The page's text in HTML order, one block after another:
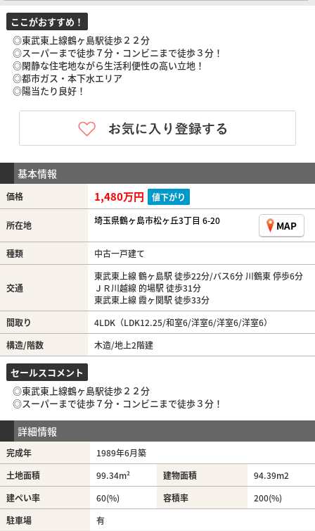
ここがおすすめ！
◎東武東上線鶴ヶ島駅徒歩２２分
◎スーパーまで徒歩７分・コンビニまで徒歩３分！
◎閑静な住宅地ながら生活利便性の高い立地！
◎都市ガス・本下水エリア
◎陽当たり良好！
基本情報
価格 1,480万円 値下がり
所在地 埼玉県鶴ヶ島市松ヶ丘3丁目 6-20 MAP
種類 中古一戸建て
交通
東武東上線 鶴ヶ島駅 徒歩22分/バス6分 川鶴東 停歩6分
ＪＲ川越線 的場駅 徒歩31分
東武東上線 霞ヶ関駅 徒歩33分
間取り
4LDK（LDK12.25/和室6/洋室6/洋室6/洋室6）
構造/階数
木造/地上2階建
セールスコメント
◎東武東上線鶴ヶ島駅徒歩２２分
◎スーパーまで徒歩７分・コンビニまで徒歩３分！
詳細情報
完成年
1989年6月築
土地面積
99.34m² 建物面積 94.39m2
建ぺい率
60(%) 容積率
200(%)
駐車場
有